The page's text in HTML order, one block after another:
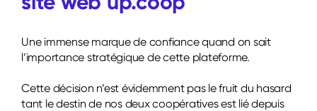
Une immense marque de confiance quand on sait
l’importance stratégique de cette plateforme.
Cette décision n’est évidemment pas le fruit du hasard
tant le destin de nos deux coopératives est lié depuis